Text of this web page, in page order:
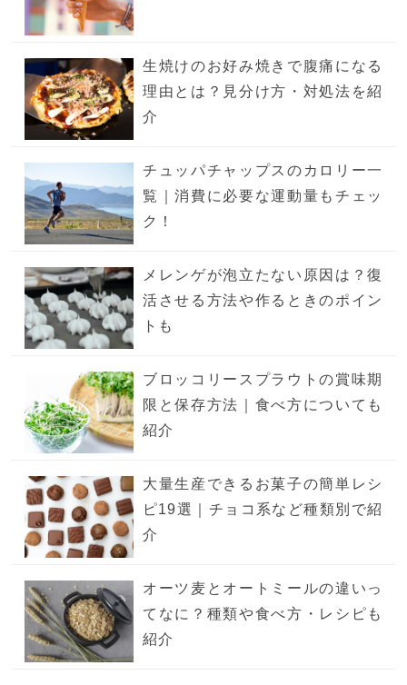
生焼けのお好み焼きで腹痛になる
理由とは？見分け方・対処法を紹
介
チュッパチャップスのカロリー一
覧｜消費に必要な運動量もチェッ
ク！
メレンゲが泡立たない原因は？復
活させる方法や作るときのポイン
トも
ブロッコリースプラウトの賞味期
限と保存方法｜食べ方についても
紹介
大量生産できるお菓子の簡単レシ
ピ19選｜チョコ系など種類別で紹
介
オーツ麦とオートミールの違いっ
てなに？種類や食べ方・レシピも
紹介